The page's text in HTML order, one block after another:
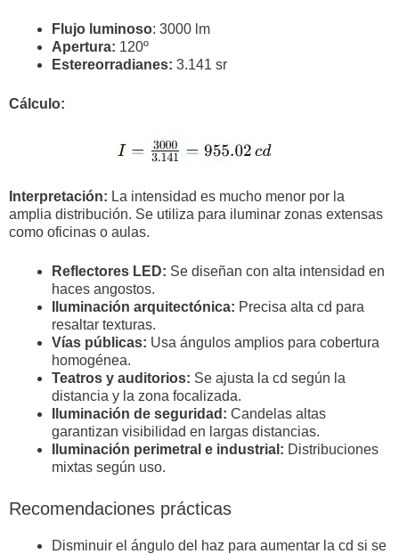
Flujo luminoso: 3000 lm
Apertura: 120º
Estereorradianes: 3.141 sr
Cálculo:
Interpretación: La intensidad es mucho menor por la
amplia distribución. Se utiliza para iluminar zonas extensas
como oficinas o aulas.
Reflectores LED: Se diseñan con alta intensidad en
haces angostos.
Iluminación arquitectónica: Precisa alta cd para
resaltar texturas.
Vías públicas: Usa ángulos amplios para cobertura
homogénea.
Teatros y auditorios: Se ajusta la cd según la
distancia y la zona focalizada.
Iluminación de seguridad: Candelas altas
garantizan visibilidad en largas distancias.
Iluminación perimetral e industrial: Distribuciones
mixtas según uso.
Recomendaciones prácticas
Disminuir el ángulo del haz para aumentar la cd si se